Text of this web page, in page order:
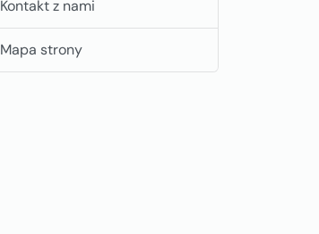
Kontakt z nami
Mapa strony